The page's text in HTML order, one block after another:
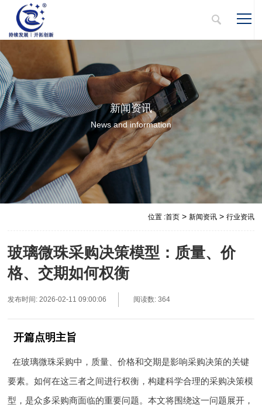
新闻资讯
News and information
位置 :首页> 新闻资讯> 行业资讯
玻璃微珠采购决策模型：质量、价
格、交期如何权衡
发布时间: 2026-02-11 09:00:06 阅读数: 364
开篇点明主旨
在玻璃微珠采购中，质量、价格和交期是影响采购决策的关键
要素。如何在这三者之间进行权衡，构建科学合理的采购决策模
型，是众多采购商面临的重要问题。本文将围绕这一问题展开，